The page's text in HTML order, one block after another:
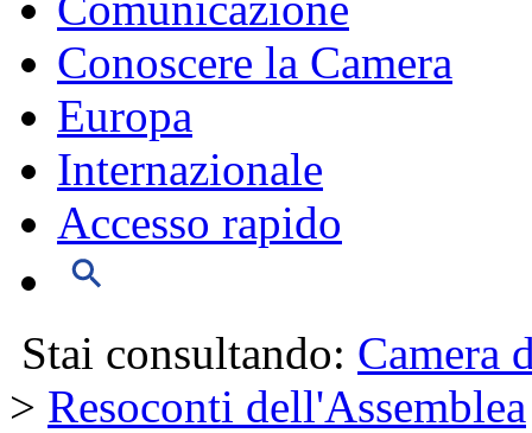
Conoscere la Camera
Europa
Internazionale
Accesso rapido
Stai consultando: Camera
> Resoconti dell'Assemblea